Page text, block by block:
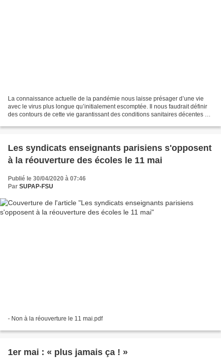
La connaissance actuelle de la pandémie nous laisse présager d’une vie
avec le virus plus longue qu’initialement escomptée. Il nous faudrait définir
des contours de cette vie garantissant des conditions sanitaires décentes à
Les syndicats enseignants parisiens s'opposent
à la réouverture des écoles le 11 mai
Publié le 30/04/2020 à 07:46
Par SUPAP-FSU
- Non à la réouverture le 11 mai.pdf
1er mai : « plus jamais ça ! »